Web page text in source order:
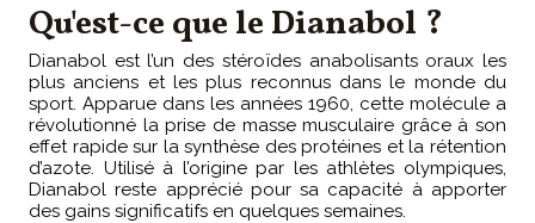
Qu'est-ce que le Dianabol ?
Dianabol est l’un des stéroïdes anabolisants oraux les
plus anciens et les plus reconnus dans le monde du
sport. Apparue dans les années 1960, cette molécule a
révolutionné la prise de masse musculaire grâce à son
effet rapide sur la synthèse des protéines et la rétention
d’azote. Utilisé à l’origine par les athlètes olympiques,
Dianabol reste apprécié pour sa capacité à apporter
des gains significatifs en quelques semaines.